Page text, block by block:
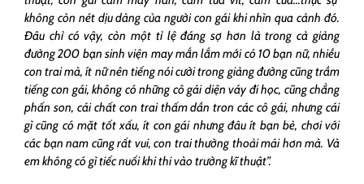
không còn nét dịu dàng của người con gái khi nhìn qua cảnh đó.
Đâu chỉ có vậy, còn một tỉ lệ đáng sợ hơn là trong cả giảng
đường 200 bạn sinh viện may mắn lắm mới có 10 bạn nữ, nhiều
con trai mà, ít nữ nên tiếng nói cười trong giảng đường cũng trầm
tiếng con gái, không có những cô gái diện váy đi học, cũng chẳng
phấn son, cái chất con trai thấm dần tron các cô gái, nhưng cái
gì cũng có mặt tốt xấu, ít con gái nhưng đâu ít bạn bè, chơi với
các bạn nam cũng rất vui, con trai thường thoải mái hơn mà. Và
em không có gì tiếc nuối khi thi vào trường kĩ thuật”.